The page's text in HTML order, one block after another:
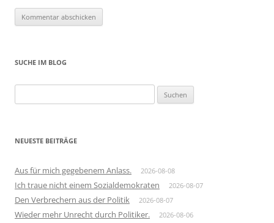
SUCHE IM BLOG
nach:
NEUESTE BEITRÄGE
Aus für mich gegebenem Anlass. 2026-08-08
Ich traue nicht einem Sozialdemokraten 2026-08-07
Den Verbrechern aus der Politik 2026-08-07
Wieder mehr Unrecht durch Politiker. 2026-08-06